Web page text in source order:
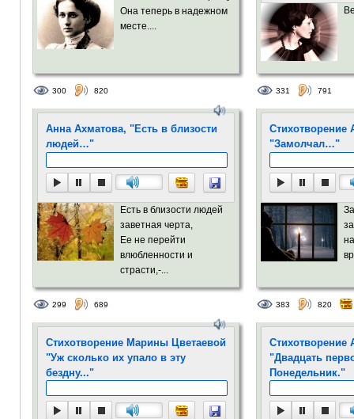
Она теперь в надежном
месте....
300 820 331 791
Анна Ахматова, "Есть в близости
людей…"
Есть в близости людей
заветная черта,
Ее не перейти
влюбленности и
страсти,-...
299 689
Стихотворение
"Замолчал…"
383 820
Стихотворение Марины Цветаевой
"Уж сколько их упало в эту
бездну..."
"Двадцать
Понедельник."